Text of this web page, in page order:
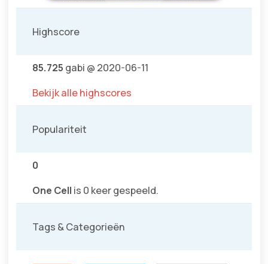
Highscore
85.725 gabi @ 2020-06-11
Bekijk alle highscores
Populariteit
0
One Cell is 0 keer gespeeld.
Tags & Categorieën